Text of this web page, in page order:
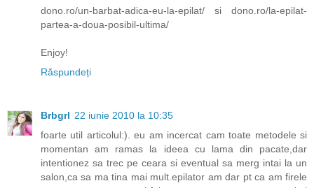
dono.ro/un-barbat-adica-eu-la-epilat/ si dono.ro/la-epilat-
partea-a-doua-posibil-ultima/
Enjoy!
Răspundeți
Brbgrl 22 iunie 2010 la 10:35
foarte util articolul:). eu am incercat cam toate metodele si
momentan am ramas la ideea cu lama din pacate,dar
intentionez sa trec pe ceara si eventual sa merg intai la un
salon,ca sa ma tina mai mult.epilator am dar pt ca am firele